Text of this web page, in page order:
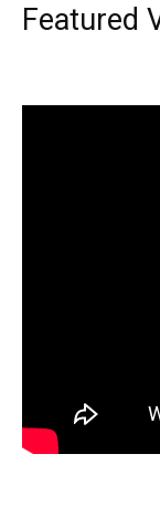
Featured